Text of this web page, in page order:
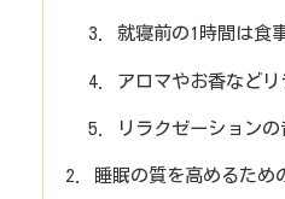
就寝前の1時間は食
アロマやお香など
リラクゼーション
睡眠の質を高めるため